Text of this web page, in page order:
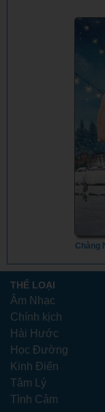
Chàng
THỂ LOẠI
Âm Nhạc
Chính kịch
Hài Hước
Học Đường
Kinh Điển
Tâm Lý
Tình Cảm